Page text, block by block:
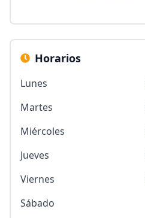
Horarios
Lunes
Martes
Miércoles
Jueves
Viernes
Sábado